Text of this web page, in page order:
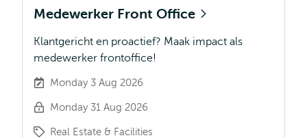
Medewerker Front Office
Klantgericht en proactief? Maak impact als
medewerker frontoffice!
Monday 3 Aug 2026
Monday 31 Aug 2026
Real Estate & Facilities